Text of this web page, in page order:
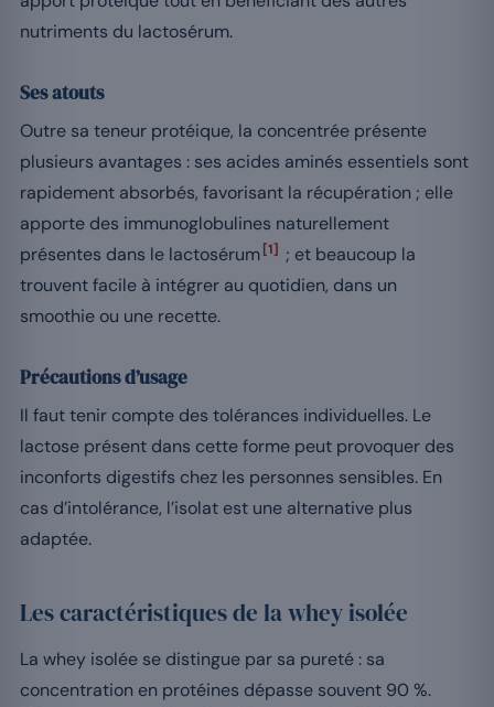
nutriments du lactosérum.
Ses atouts
Outre sa teneur protéique, la concentrée présente
plusieurs avantages : ses acides aminés essentiels sont
rapidement absorbés, favorisant la récupération ; elle
apporte des immunoglobulines naturellement
présentes dans le lactosérum[1]
; et beaucoup la
trouvent facile à intégrer au quotidien, dans un
smoothie ou une recette.
Précautions d’usage
Il faut tenir compte des tolérances individuelles. Le
lactose présent dans cette forme peut provoquer des
inconforts digestifs chez les personnes sensibles. En
cas d’intolérance, l’isolat est une alternative plus
adaptée.
Les caractéristiques de la whey isolée
La whey isolée se distingue par sa pureté : sa
concentration en protéines dépasse souvent 90 %.